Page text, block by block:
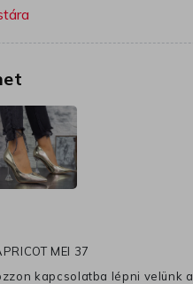
MEI 37
kapcsolatba lépni velünk a